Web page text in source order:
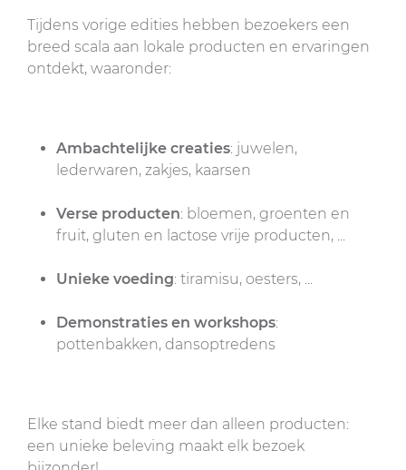
Tijdens vorige edities hebben bezoekers een
breed scala aan lokale producten en ervaringen
ontdekt, waaronder:
Ambachtelijke creaties: juwelen,
lederwaren, zakjes, kaarsen
Verse producten: bloemen, groenten en
fruit, gluten en lactose vrije producten, ...
Unieke voeding: tiramisu, oesters, ...
Demonstraties en workshops:
pottenbakken, dansoptredens
Elke stand biedt meer dan alleen producten:
een unieke beleving maakt elk bezoek